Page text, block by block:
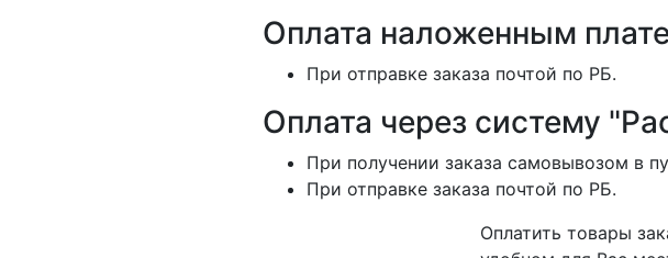
Оплата наложенным
При отправке заказа почтой по РБ.
Оплата через систему
При получении заказа самовывозом в
При отправке заказа почтой по РБ.
Оплатить товары